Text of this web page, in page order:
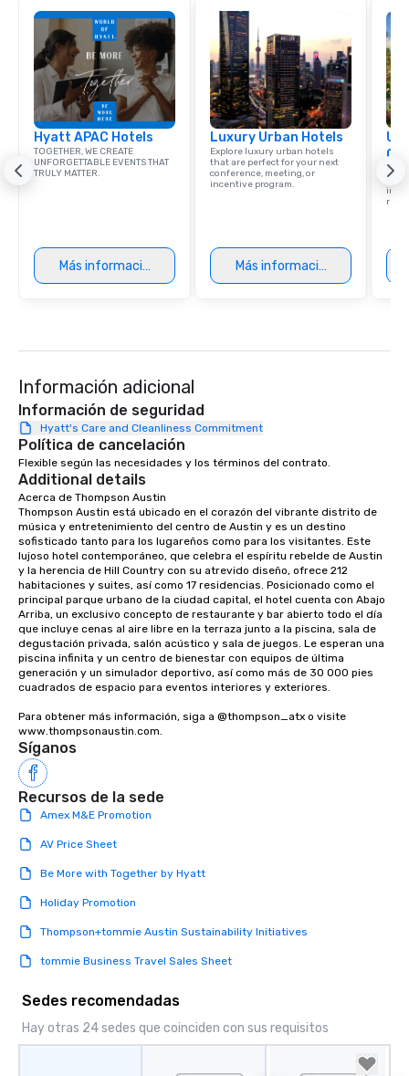
Hyatt APAC Hotels
TOGETHER, WE CREATE
UNFORGETTABLE EVENTS THAT
TRULY MATTER.
Más información
Luxury Urban Hotels
Explore luxury urban hotels
that are perfect for your next
conference, meeting, or
incentive program.
Más información
Find
Información adicional
Información de seguridad
Hyatt's Care and Cleanliness Commitment
Política de cancelación
Flexible según las necesidades y los términos del contrato.
Additional details
Acerca de Thompson Austin
Thompson Austin está ubicado en el corazón del vibrante distrito de
música y entretenimiento del centro de Austin y es un destino
sofisticado tanto para los lugareños como para los visitantes. Este
lujoso hotel contemporáneo, que celebra el espíritu rebelde de Austin
y la herencia de Hill Country con su atrevido diseño, ofrece 212
habitaciones y suites, así como 17 residencias. Posicionado como el
principal parque urbano de la ciudad capital, el hotel cuenta con Abajo
Arriba, un exclusivo concepto de restaurante y bar abierto todo el día
que incluye cenas al aire libre en la terraza junto a la piscina, sala de
degustación privada, salón acústico y sala de juegos. Le esperan una
piscina infinita y un centro de bienestar con equipos de última
generación y un simulador deportivo, así como más de 30 000 pies
cuadrados de espacio para eventos interiores y exteriores.
Para obtener más información, siga a @thompson_atx o visite
www.thompsonaustin.com.
Síganos
Recursos de la sede
Amex M&E Promotion
AV Price Sheet
Be More with Together by Hyatt
Holiday Promotion
Thompson+tommie Austin Sustainability Initiatives
tommie Business Travel Sales Sheet
Sedes recomendadas
Hay otras 24 sedes que coinciden con sus requisitos